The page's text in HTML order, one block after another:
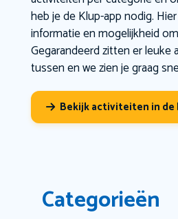
heb je de Klup-app nodig.
informatie en mogelijkheid
Gegarandeerd zitten er
tussen en we zien je graag
Bekijk activiteiten in
Categorieën